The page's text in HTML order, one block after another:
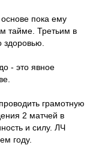
пока ему
тайме. Третьим в
здоровью.
- это явное
грамотную
2 матчей в
и силу. ЛЧ
году.